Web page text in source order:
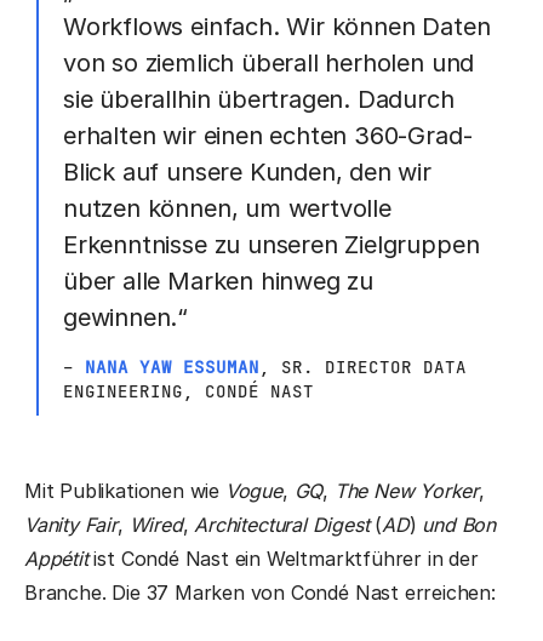
Workflows einfach. Wir können Daten
von so ziemlich überall herholen und
sie überallhin übertragen. Dadurch
erhalten wir einen echten 360-Grad-
Blick auf unsere Kunden, den wir
nutzen können, um wertvolle
Erkenntnisse zu unseren Zielgruppen
über alle Marken hinweg zu
gewinnen.“
– NANA YAW ESSUMAN , SR. DIRECTOR DATA
ENGINEERING, CONDÉ NAST
Mit Publikationen wie Vogue, GQ, The New Yorker,
Vanity Fair, Wired,Architectural Digest(AD) und Bon
Appétitist Condé Nast ein Weltmarktführer in der
Branche. Die 37 Marken von Condé Nast erreichen: